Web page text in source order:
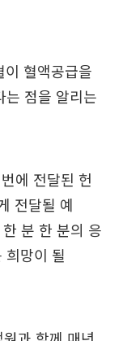
혈액공급을
는 점을 알리는
에 전달된 헌
전달될 예
분 한 분의 응
희망이 될